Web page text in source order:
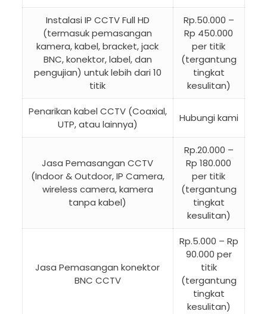
Instalasi IP CCTV Full HD
(termasuk pemasangan
kamera, kabel, bracket, jack
BNC, konektor, label, dan
pengujian) untuk lebih dari 10
titik
Rp.50.000 –
Rp 450.000
per titik
(tergantung
tingkat
kesulitan)
Penarikan kabel CCTV (Coaxial,
UTP, atau lainnya)
Hubungi kami
Jasa Pemasangan CCTV
(Indoor & Outdoor, IP Camera,
wireless camera, kamera
tanpa kabel)
Rp.20.000 –
Rp 180.000
per titik
(tergantung
tingkat
kesulitan)
Jasa Pemasangan konektor
BNC CCTV
Rp.5.000 – Rp
90.000 per
titik
(tergantung
tingkat
kesulitan)